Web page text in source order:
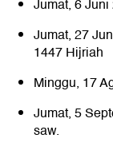
Jumat, 6
Jumat, 27
1447 Hijriah
Minggu, 17
Jumat, 5
saw.